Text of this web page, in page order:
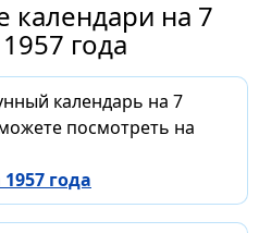
календари на 7
1957 года
календарь на 7
посмотреть на
года